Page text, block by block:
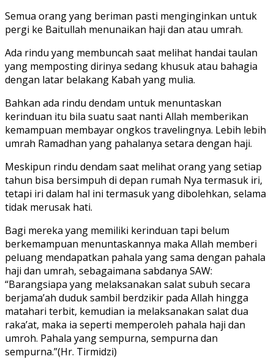
Semua orang yang beriman pasti menginginkan untuk
pergi ke Baitullah menunaikan haji dan atau umrah.
Ada rindu yang membuncah saat melihat handai taulan
yang memposting dirinya sedang khusuk atau bahagia
dengan latar belakang Kabah yang mulia.
Bahkan ada rindu dendam untuk menuntaskan
kerinduan itu bila suatu saat nanti Allah memberikan
kemampuan membayar ongkos travelingnya. Lebih lebih
umrah Ramadhan yang pahalanya setara dengan haji.
Meskipun rindu dendam saat melihat orang yang setiap
tahun bisa bersimpuh di depan rumah Nya termasuk iri,
tetapi iri dalam hal ini termasuk yang dibolehkan, selama
tidak merusak hati.
Bagi mereka yang memiliki kerinduan tapi belum
berkemampuan menuntaskannya maka Allah memberi
peluang mendapatkan pahala yang sama dengan pahala
haji dan umrah, sebagaimana sabdanya SAW:
“Barangsiapa yang melaksanakan salat subuh secara
berjama’ah duduk sambil berdzikir pada Allah hingga
matahari terbit, kemudian ia melaksanakan salat dua
raka’at, maka ia seperti memperoleh pahala haji dan
umroh. Pahala yang sempurna, sempurna dan
sempurna.”(Hr. Tirmidzi)